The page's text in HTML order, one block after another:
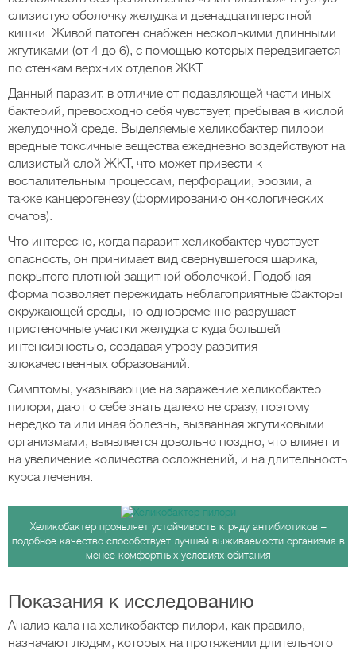
слизистую оболочку желудка и двенадцатиперстной
кишки. Живой патоген снабжен несколькими длинными
жгутиками (от 4 до 6), с помощью которых передвигается
по стенкам верхних отделов ЖКТ.
Данный паразит, в отличие от подавляющей части иных
бактерий, превосходно себя чувствует, пребывая в кислой
желудочной среде. Выделяемые хеликобактер пилори
вредные токсичные вещества ежедневно воздействуют на
слизистый слой ЖКТ, что может привести к
воспалительным процессам, перфорации, эрозии, а
также канцерогенезу (формированию онкологических
очагов).
Что интересно, когда паразит хеликобактер чувствует
опасность, он принимает вид свернувшегося шарика,
покрытого плотной защитной оболочкой. Подобная
форма позволяет пережидать неблагоприятные факторы
окружающей среды, но одновременно разрушает
пристеночные участки желудка с куда большей
интенсивностью, создавая угрозу развития
злокачественных образований.
Симптомы, указывающие на заражение хеликобактер
пилори, дают о себе знать далеко не сразу, поэтому
нередко та или иная болезнь, вызванная жгутиковыми
организмами, выявляется довольно поздно, что влияет и
на увеличение количества осложнений, и на длительность
курса лечения.
Хеликобактер проявляет устойчивость к ряду антибиотиков –
подобное качество способствует лучшей выживаемости организма в
менее комфортных условиях обитания
Показания к исследованию
Анализ кала на хеликобактер пилори, как правило,
назначают людям, которых на протяжении длительного